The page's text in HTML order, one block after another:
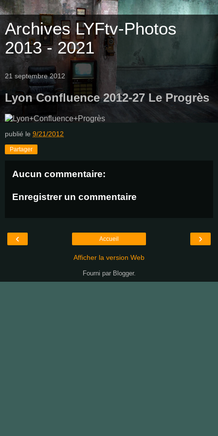
Archives LYFtv-Photos
2013 - 2021
21 septembre 2012
Lyon Confluence 2012-27 Le Progrès
publié le 9/21/2012
Partager
Aucun commentaire:
Enregistrer un commentaire
‹ ›
Accueil
Afficher la version Web
Fourni par Blogger.